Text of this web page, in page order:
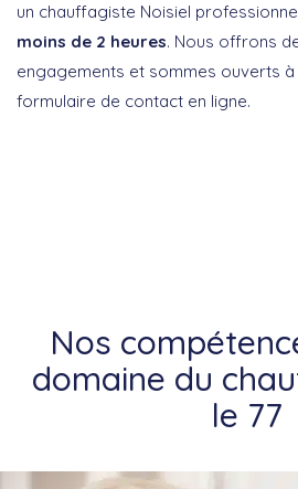
un chauffagiste Noisiel
moins de 2 heures. Nous offrons
engagements et sommes ouverts
formulaire de contact en ligne.
Nos
domaine du
le 77